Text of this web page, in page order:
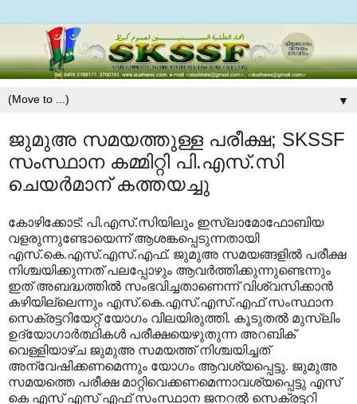
▼
ജുമുഅ സമയത്തുള്ള പരീക്ഷ; SKSSF
സംസ്ഥാന കമ്മിറ്റി പി.എസ്.സി
ചെയര്‍മാന് കത്തയച്ചു
കോഴിക്കോട്: പി.എസ്.സിയിലും ഇസ്ലാമോഫോബിയ
വളരുന്നുണ്ടോയെന്ന് ആശങ്കപ്പെടുന്നതായി
എസ്.കെ.എസ്.എസ്.എഫ്. ജുമുഅ സമയങ്ങളില്‍ പരീക്ഷ
നിശ്ചയിക്കുന്നത് പലപ്പോഴും ആവര്‍ത്തിക്കുന്നുണ്ടെന്നും
ഇത് അബദ്ധത്തില്‍ സംഭവിച്ചതാണെന്ന് വിശ്വസിക്കാന്‍
കഴിയില്ലെന്നും എസ്.കെ.എസ്.എസ്.എഫ് സംസ്ഥാന
സെക്രട്ടറിയേറ്റ് യോഗം വിലയിരുത്തി. കൂടുതല്‍ മുസ്ലിം
ഉദ്യോഗാര്‍ത്ഥികള്‍ പരീക്ഷയെഴുതുന്ന അറബിക്
വെള്ളിയാഴ്ച ജുമുഅ സമയത്ത് നിശ്ചയിച്ചത്
അന്വേഷിക്കണമെന്നും യോഗം ആവശ്യപ്പെട്ടു. ജുമുഅ
സമയത്തെ പരീക്ഷ മാറ്റിവെക്കണമെന്നാവശ്യപ്പെട്ടു എസ്
കെ എസ് എസ് എഫ് സംസ്ഥാന ജനറല്‍ സെക്രട്ടറി